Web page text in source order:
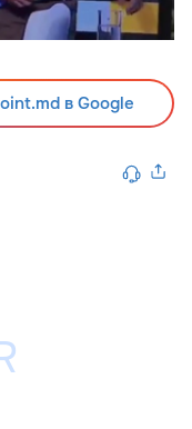
в Google